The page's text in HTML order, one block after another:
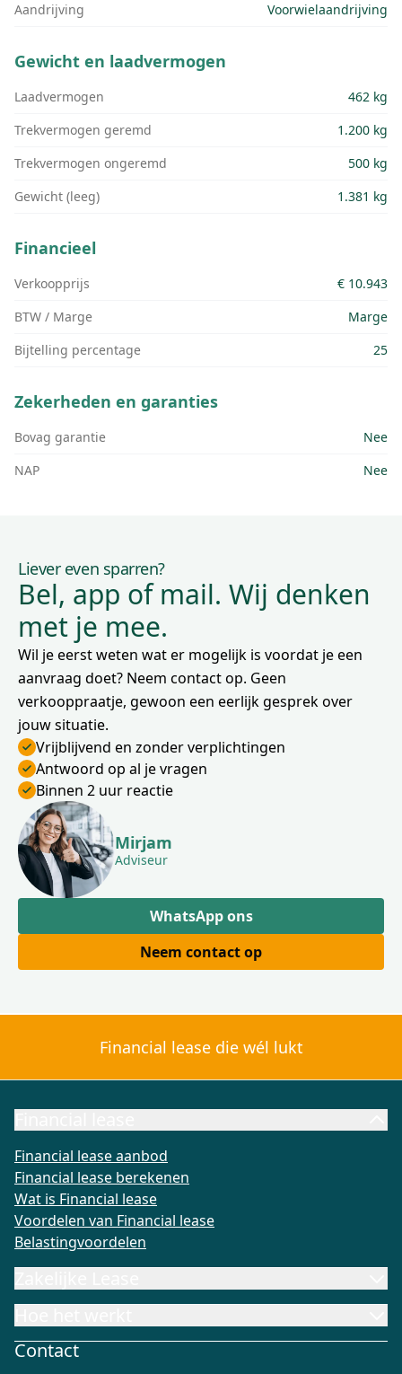
Aandrijving
Voorwielaandrijving
Gewicht en laadvermogen
Laadvermogen
462 kg
Trekvermogen geremd
1.200 kg
Trekvermogen ongeremd
500 kg
Gewicht (leeg)
1.381 kg
Financieel
Verkoopprijs
€ 10.943
BTW / Marge
Marge
Bijtelling percentage
25
Zekerheden en garanties
Bovag garantie
Nee
NAP
Nee
Liever even sparren?
Bel, app of mail. Wij denken
met je mee.
Wil je eerst weten wat er mogelijk is voordat je een
aanvraag doet? Neem contact op. Geen
verkooppraatje, gewoon een eerlijk gesprek over
jouw situatie.
Vrijblijvend en zonder verplichtingen
Antwoord op al je vragen
Binnen 2 uur reactie
Mirjam
Adviseur
WhatsApp ons
Neem contact op
Financial lease die wél lukt
Financial lease aanbod
Financial lease berekenen
Wat is Financial lease
Voordelen van Financial lease
Belastingvoordelen
Contact